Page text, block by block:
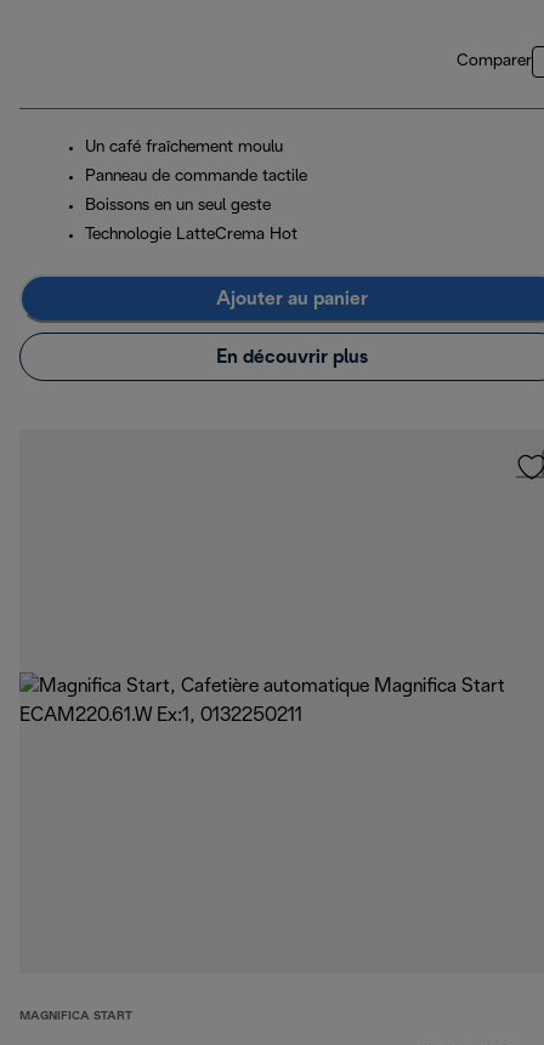
Comparer
Un café fraîchement moulu
Panneau de commande tactile
Boissons en un seul geste
Technologie LatteCrema Hot
Ajouter au panier
En découvrir plus
MAGNIFICA START